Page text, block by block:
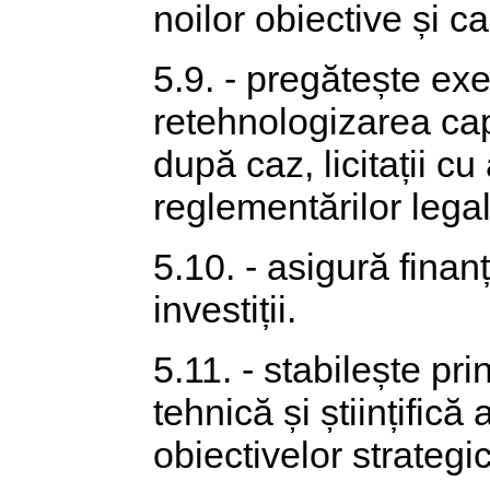
noilor obiective și
5.9. - pregătește
retehnologizarea
după caz, licitații
reglementărilor
5.10. - asigură
investiții.
5.11. - stabilește
tehnică și științifică
obiectivelor